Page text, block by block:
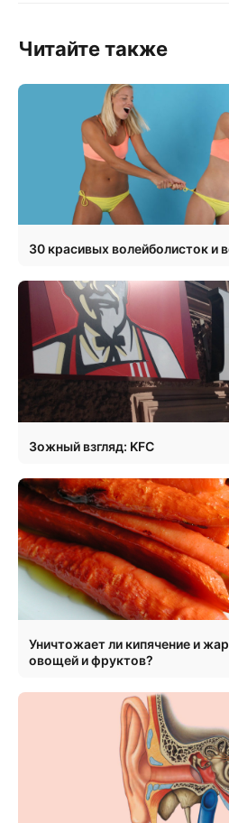
Читайте также
30 красивых волейболисток и
Зожный взгляд: KFC
Уничтожает ли кипячение и
овощей и фруктов?